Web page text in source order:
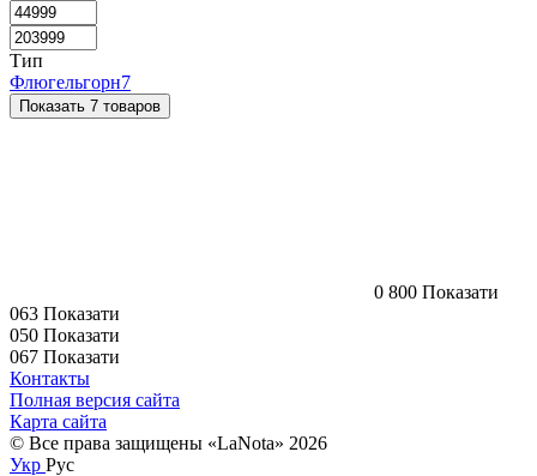
Тип
Флюгельгорн7
Показать 7 товаров
0 800 Показати
063 Показати
050 Показати
067 Показати
Контакты
Полная версия сайта
Карта сайта
© Все права защищены «LaNota» 2026
Укр Рус